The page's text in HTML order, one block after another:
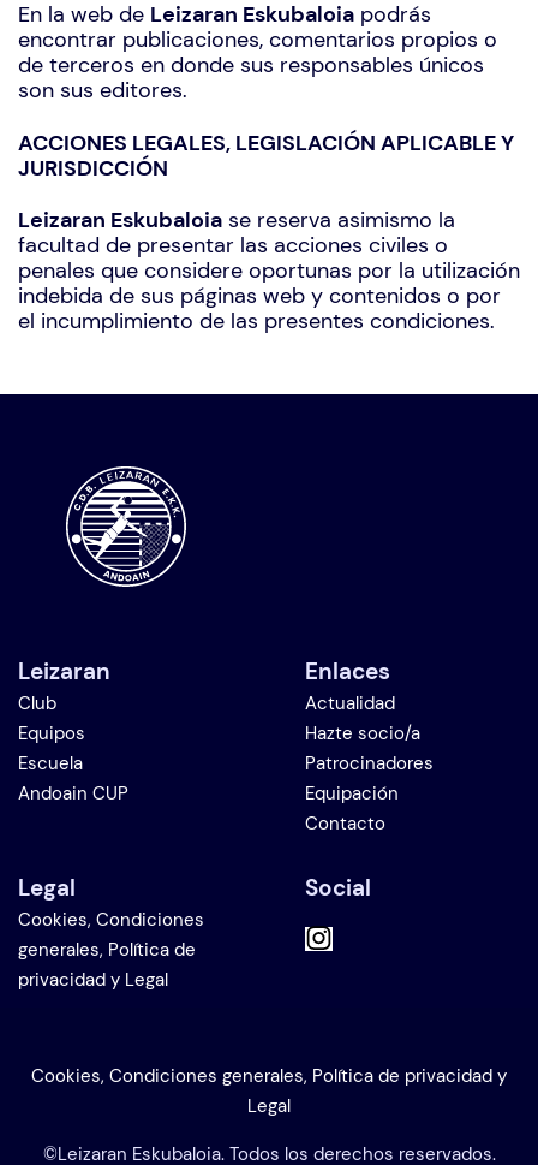
En la web de Leizaran Eskubaloia podrás
encontrar publicaciones, comentarios propios o
de terceros en donde sus responsables únicos
son sus editores.
ACCIONES LEGALES, LEGISLACIÓN APLICABLE Y
JURISDICCIÓN
Leizaran Eskubaloia se reserva asimismo la
facultad de presentar las acciones civiles o
penales que considere oportunas por la utilización
indebida de sus páginas web y contenidos o por
el incumplimiento de las presentes condiciones.
Leizaran
Club
Equipos
Escuela
Andoain CUP
Enlaces
Actualidad
Hazte socio/a
Patrocinadores
Equipación
Contacto
Legal
Cookies, Condiciones
generales, Política de
privacidad y Legal
Social
Cookies, Condiciones generales, Política de privacidad y
Legal
©Leizaran Eskubaloia. Todos los derechos reservados.